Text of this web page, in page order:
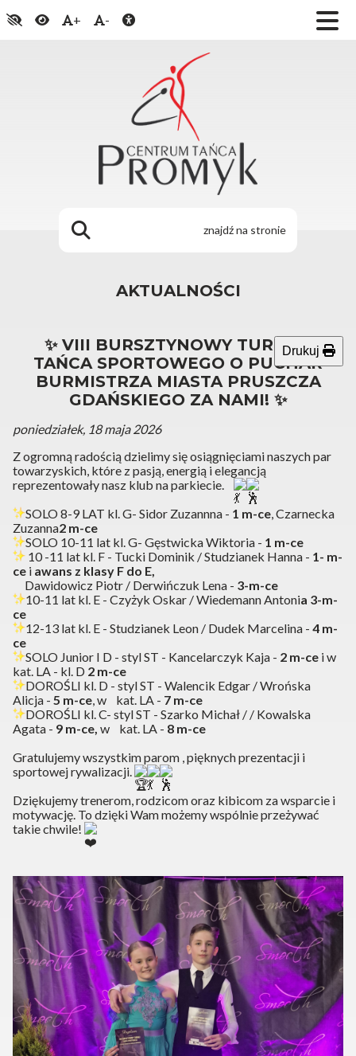
+ -
AKTUALNOŚCI
✨ VIII BURSZTYNOWY TURNIEJ
TAŃCA SPORTOWEGO O PUCHAR
BURMISTRZA MIASTA PRUSZCZA
GDAŃSKIEGO ZA NAMI! ✨
poniedziałek, 18 maja 2026
Drukuj
Z ogromną radością dzielimy się osiągnięciami naszych par
towarzyskich, które z pasją, energią i elegancją
reprezentowały nasz klub na parkiecie.
SOLO 8-9 LAT kl. G- Sidor Zuzannna - 1 m-ce, Czarnecka
Zuzanna2 m-ce
SOLO 10-11 lat kl. G- Gęstwicka Wiktoria - 1 m-ce
10 -11 lat kl. F - Tucki Dominik / Studzianek Hanna - 1- m-
ce i awans z klasy F do E,
Dawidowicz Piotr / Derwińczuk Lena - 3-m-ce
10-11 lat kl. E - Czyżyk Oskar / Wiedemann Antonia 3-m-
ce
12-13 lat kl. E - Studzianek Leon / Dudek Marcelina - 4 m-
ce
SOLO Junior I D - styl ST - Kancelarczyk Kaja - 2 m-ce i w
kat. LA - kl. D 2 m-ce
DOROŚLI kl. D - styl ST - Walencik Edgar / Wrońska
Alicja - 5 m-ce, w kat. LA - 7 m-ce
DOROŚLI kl. C- styl ST - Szarko Michał / / Kowalska
Agata - 9 m-ce, w kat. LA - 8 m-ce
Gratulujemy wszystkim parom , pięknych prezentacji i
sportowej rywalizacji.
Dziękujemy trenerom, rodzicom oraz kibicom za wsparcie i
motywację. To dzięki Wam możemy wspólnie przeżywać
takie chwile!